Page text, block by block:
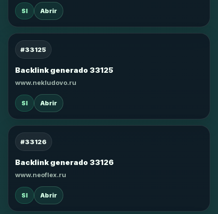
SI Abrir
#33125
Backlink generado 33125
www.nekludovo.ru
SI Abrir
#33126
Backlink generado 33126
www.neoflex.ru
SI Abrir